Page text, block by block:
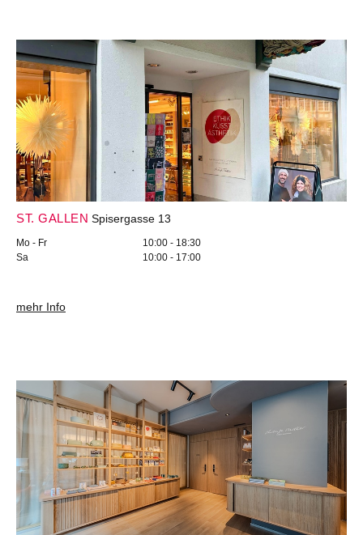
ST. GALLEN Spisergasse 13
Mo - Fr
10:00 - 18:30
Sa
10:00 - 17:00
mehr Info